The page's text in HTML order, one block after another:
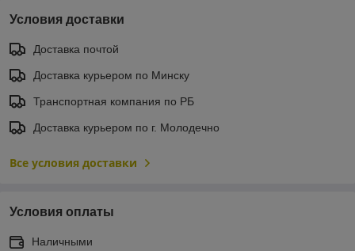
Условия доставки
Доставка почтой
Доставка курьером по Минску
Транспортная компания по РБ
Доставка курьером по г. Молодечно
Все условия доставки
Условия оплаты
Наличными